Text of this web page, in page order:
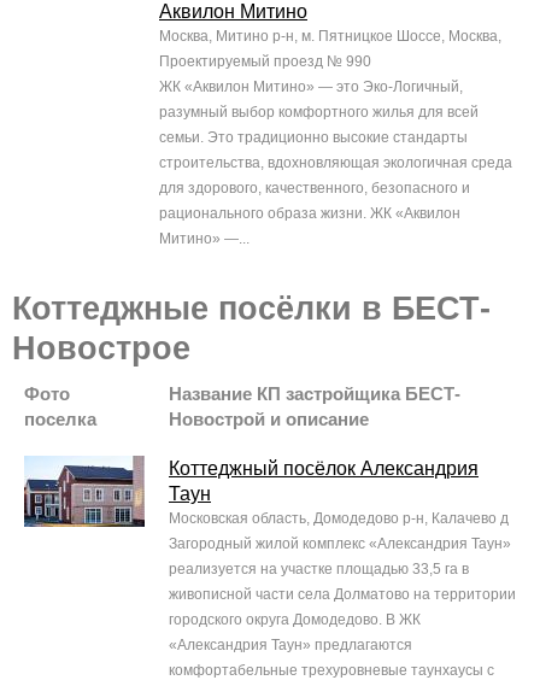
Аквилон Митино
Москва, Митино р-н, м. Пятницкое Шоссе, Москва,
Проектируемый проезд № 990
ЖК «Аквилон Митино» — это Эко-Логичный,
разумный выбор комфортного жилья для всей
семьи. Это традиционно высокие стандарты
строительства, вдохновляющая экологичная среда
для здорового, качественного, безопасного и
рационального образа жизни. ЖК «Аквилон
Митино» —...
Коттеджные посёлки в БЕСТ-
Новострое
Фото
поселка
Название КП застройщика БЕСТ-
Новострой и описание
Коттеджный посёлок Александрия
Таун
Московская область, Домодедово р-н, Калачево д
Загородный жилой комплекс «Александрия Таун»
реализуется на участке площадью 33,5 га в
живописной части села Долматово на территории
городского округа Домодедово. В ЖК
«Александрия Таун» предлагаются
комфортабельные трехуровневые таунхаусы с